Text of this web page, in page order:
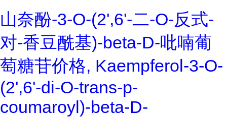
山奈酚-3-O-(2',6'-二-O-反式-
对-香豆酰基)-beta-D-吡喃葡
萄糖苷价格, Kaempferol-3-O-
(2',6'-di-O-trans-p-
coumaroyl)-beta-D-